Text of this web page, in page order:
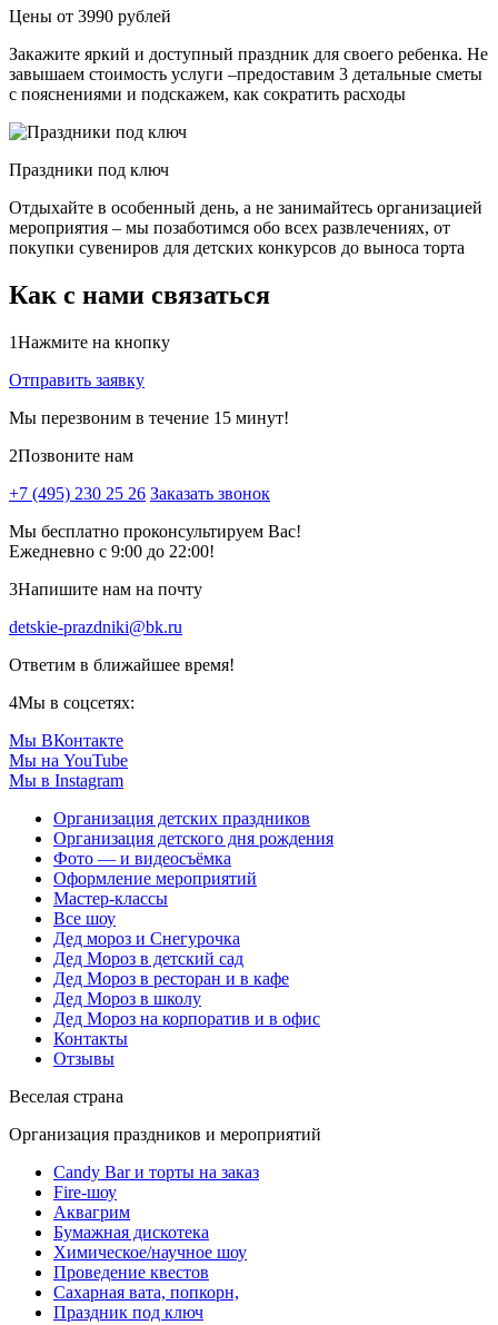
Цены от 3990 рублей
Закажите яркий и доступный праздник для своего ребенка. Не
завышаем стоимость услуги –предоставим 3 детальные сметы
с пояснениями и подскажем, как сократить расходы
Праздники под ключ
Отдыхайте в особенный день, а не занимайтесь организацией
мероприятия – мы позаботимся обо всех развлечениях, от
покупки сувениров для детских конкурсов до выноса торта
Как с нами связаться
1Нажмите на кнопку
Отправить заявку
Мы перезвоним в течение 15 минут!
2Позвоните нам
+7 (495) 230 25 26 Заказать звонок
Мы бесплатно проконсультируем Вас!
Ежедневно с 9:00 до 22:00!
3Напишите нам на почту
detskie-prazdniki@bk.ru
Ответим в ближайшее время!
4Мы в соцсетях:
Мы ВКонтакте
Мы на YouTube
Мы в Instagram
Организация детских праздников
Организация детского дня рождения
Фото — и видеосъёмка
Оформление мероприятий
Мастер-классы
Все шоу
Дед мороз и Снегурочка
Дед Мороз в детский сад
Дед Мороз в ресторан и в кафе
Дед Мороз в школу
Дед Мороз на корпоратив и в офис
Контакты
Отзывы
Веселая страна
Организация праздников и мероприятий
Candy Bar и торты на заказ
Fire-шоу
Аквагрим
Бумажная дискотека
Химическое/научное шоу
Проведение квестов
Сахарная вата, попкорн,
Праздник под ключ